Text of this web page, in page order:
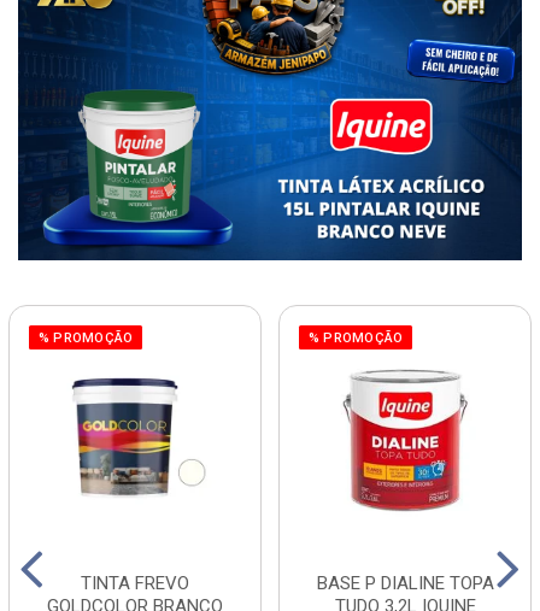
% PROMOÇÃO
TINTA FREVO
GOLDCOLOR BRANCO
% PROMOÇÃO
BASE P DIALINE TOPA
TUDO 3,2L IQUINE